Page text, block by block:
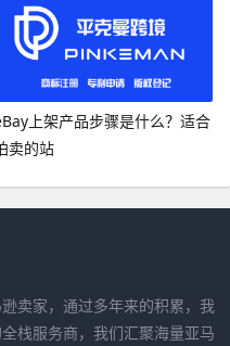
上架产品步骤是什么？适合
卖的站
卖家，通过多年来的积累，我
栈服务商，我们汇聚海量亚马